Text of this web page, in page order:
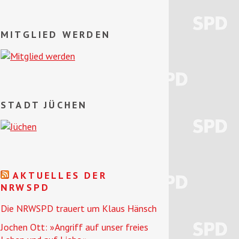
MITGLIED WERDEN
STADT JÜCHEN
AKTUELLES DER
NRWSPD
Die NRWSPD trauert um Klaus Hänsch
Jochen Ott: »Angriff auf unser freies